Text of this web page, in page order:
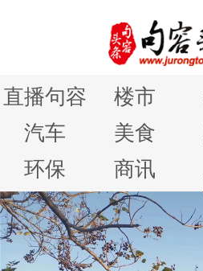
直播句容 楼市
汽车
美食
环保
商讯